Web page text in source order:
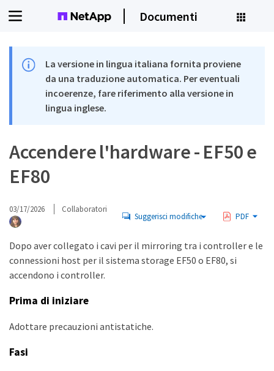
Documenti
La versione in lingua italiana fornita proviene
da una traduzione automatica. Per eventuali
incoerenze, fare riferimento alla versione in
lingua inglese.
Accendere l'hardware - EF50 e
EF80
03/17/2026 Collaboratori
Suggerisci modifiche PDF
Dopo aver collegato i cavi per il mirroring tra i controller e le
connessioni host per il sistema storage EF50 o EF80, si
accendono i controller.
Prima di iniziare
Adottare precauzioni antistatiche.
Fasi